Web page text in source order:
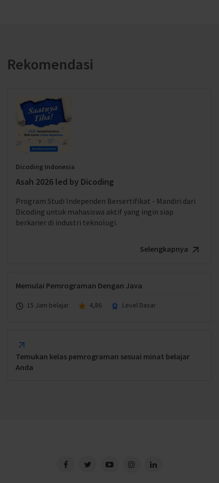
Rekomendasi
Dicoding Indonesia
Asah 2026 led by Dicoding
Program Studi Independen Bersertifikat - Mandiri dari
Dicoding untuk mahasiswa aktif yang ingin siap
berkarier di industri teknologi.
Selengkapnya
Memulai Pemrograman Dengan Java
15 Jam belajar 4,86 Level Dasar
Temukan kelas pemrograman sesuai minat belajar
Anda